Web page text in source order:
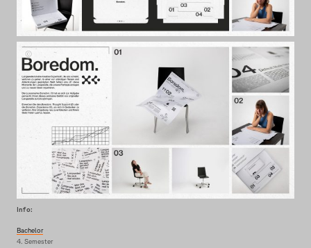
Boredom.
von
Elias
Hansbauer
Board
Info:
Bachelor
4. Semester